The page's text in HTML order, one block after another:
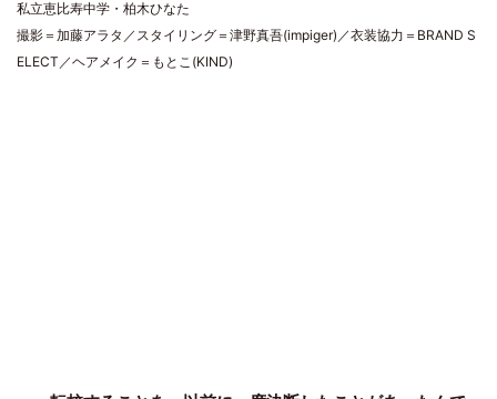
私立恵比寿中学・柏木ひなた
撮影＝加藤アラタ／スタイリング＝津野真吾(impiger)／衣装協力＝BRAND S
ELECT／ヘアメイク＝もとこ(KIND)